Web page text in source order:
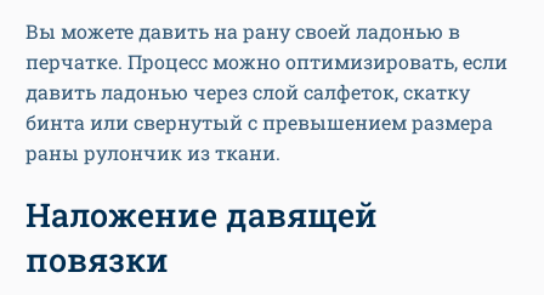
Вы можете давить на рану своей ладонью в
перчатке. Процесс можно оптимизировать, если
давить ладонью через слой салфеток, скатку
бинта или свернутый с превышением размера
раны рулончик из ткани.
Наложение давящей
повязки